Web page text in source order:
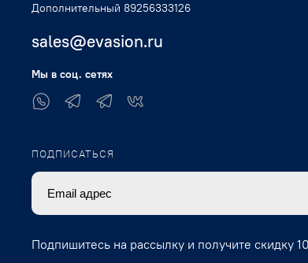
Дополнительный 89256333126
sales@evasion.ru
Мы в соц. сетях
ПОДПИСАТЬСЯ
Подпишитесь на рассылку и получите скидку